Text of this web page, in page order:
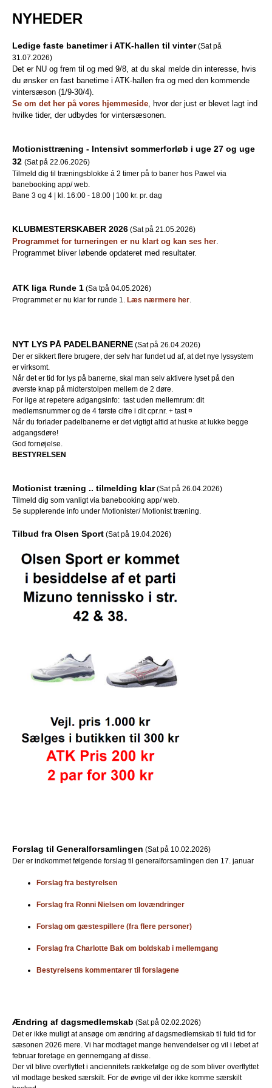
s
T
e
n
n
s
K
b
NYHEDER
Ledige faste banetimer i ATK-hallen til vinter(Sat på
31.07.2026)
Det er NU og frem til og med 9/8, at du skal melde din interesse, hvis
du ønsker en fast banetime i ATK-hallen fra og med den kommende
vintersæson (1/9-30/4).
Se om det her på vores hjemmeside, hvor der just er blevet lagt ind
hvilke tider, der udbydes for vintersæsonen.
Motionisttræning - Intensivt sommerforløb i uge 27 og uge
32 (Sat på 22.06.2026)
Tilmeld dig til træningsblokke á 2 timer på to baner hos Pawel via
banebooking app/ web.
Bane 3 og 4 | kl. 16:00 - 18:00 | 100 kr. pr. dag
KLUBMESTERSKABER 2026 (Sat på 21.05.2026)
Programmet for turneringen er nu klart og kan ses her.
Programmet bliver løbende opdateret med resultater.
ATK liga Runde 1 (Sa tpå 04.05.2026)
Programmet er nu klar for runde 1. Læs nærmere her.
NYT LYS PÅ PADELBANERNE (Sat på 26.04.2026)
Der er sikkert flere brugere, der selv har fundet ud af, at det nye lyssystem
er virksomt.
Når det er tid for lys på banerne, skal man selv aktivere lyset på den
øverste knap på midterstolpen mellem de 2 døre.
For lige at repetere adgangsinfo: tast uden mellemrum: dit
medlemsnummer og de 4 første cifre i dit cpr.nr. + tast ¤
Når du forlader padelbanerne er det vigtigt altid at huske at lukke begge
adgangsdøre!
God fornøjelse.
BESTYRELSEN
Motionist træning .. tilmelding klar(Sat på 26.04.2026)
Tilmeld dig som vanligt via banebooking app/ web.
Se supplerende info under Motionister/ Motionist træning.
Tilbud fra Olsen Sport (Sat på 19.04.2026)
Forslag til Generalforsamlingen (Sat på 10.02.2026)
Der er indkommet følgende forslag til generalforsamlingen den 17. januar
Forslag fra bestyrelsen
Forslag fra Ronni Nielsen om lovændringer
Forslag om gæstespillere (fra flere personer)
Forslag fra Charlotte Bak om boldskab i mellemgang
Bestyrelsens kommentarer til forslagene
Ændring af dagsmedlemskab (Sat på 02.02.2026)
Det er ikke muligt at ansøge om ændring af dagsmedlemskab til fuld tid for
sæsonen 2026 mere. Vi har modtaget mange henvendelser og vil i løbet af
februar foretage en gennemgang af disse.
Der vil blive overflyttet i anciennitets rækkefølge og de som bliver overflyttet
vil modtage besked særskilt. For de øvrige vil der ikke komme særskilt